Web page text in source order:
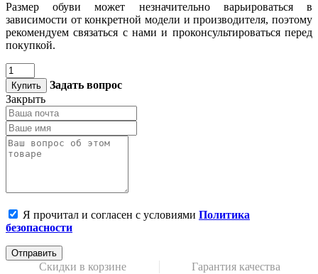
Размер обуви может незначительно варьироваться в
зависимости от конкретной модели и производителя, поэтому
рекомендуем связаться с нами и проконсультироваться перед
покупкой.
Купить
Задать вопрос
Закрыть
Я прочитал и согласен с условиями Политика
безопасности
Отправить
Скидки в корзине Гарантия качества